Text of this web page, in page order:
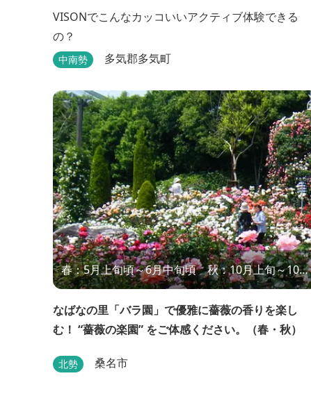
VISONでこんなカッコいいアクティブ体験できる
の？
中南勢 多気郡多気町
春：5月上旬頃～6月中旬頃 秋：10月上旬～10月
下旬
なばなの里「バラ園」で優雅に薔薇の香りを楽し
む！ “薔薇の楽園” をご体感ください。（春・秋）
北勢 桑名市